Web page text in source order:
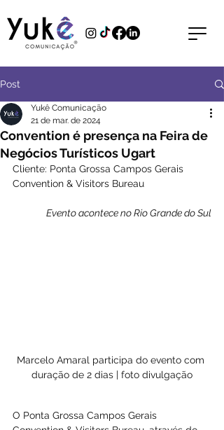
Post
Convention é presença na Feira de
Negócios Turísticos Ugart
Yukê Comunicação
21 de mar. de 2024
Cliente: Ponta Grossa Campos Gerais
Convention & Visitors Bureau
Evento acontece no Rio Grande do Sul
Marcelo Amaral participa do evento com
duração de 2 dias | foto divulgação
O Ponta Grossa Campos Gerais